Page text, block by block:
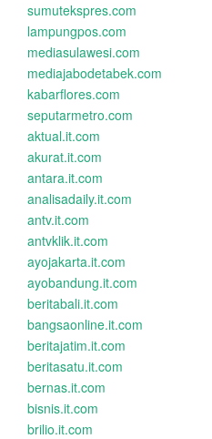
sumutekspres.com
lampungpos.com
mediasulawesi.com
mediajabodetabek.com
kabarflores.com
seputarmetro.com
aktual.it.com
akurat.it.com
antara.it.com
analisadaily.it.com
antv.it.com
antvklik.it.com
ayojakarta.it.com
ayobandung.it.com
beritabali.it.com
bangsaonline.it.com
beritajatim.it.com
beritasatu.it.com
bernas.it.com
bisnis.it.com
brilio.it.com